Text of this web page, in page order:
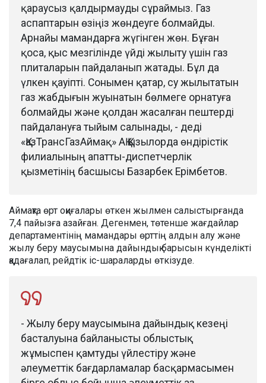
қараусыз қалдырмауды сұраймыз. Газ
аспаптарын өзіңіз жөндеуге болмайды.
Арнайы мамандарға жүгінген жөн. Бұған
қоса, қыс мезгілінде үйді жылыту үшін газ
плиталарын пайдаланып жатады. Бұл да
үлкен қауіпті. Сонымен қатар, су жылытатын
газ жабдығын жуынатын бөлмеге орнатуға
болмайды және қолдан жасалған пештерді
пайдалануға тыйым салынады, - деді
«ҚазТрансГазАймақ» АҚ Қызылорда өндірістік
филиалының апатты-диспетчерлік
қызметінің басшысы Базарбек Ерімбетов.
Аймақта өрт оқиғалары өткен жылмен салыстырғанда
7,4 пайызға азайған. Дегенмен, төтенше жағдайлар
департаментінің мамандары өрттің алдын алу және
жылу беру маусымына дайындық барысын күнделікті
қадағалап, рейдтік іс-шараларды өткізуде.
- Жылу беру маусымына дайындық кезеңі
басталуына байланысты облыстық
жұмыспен қамтуды үйлестіру және
әлеуметтік бағдарламалар басқармасымен